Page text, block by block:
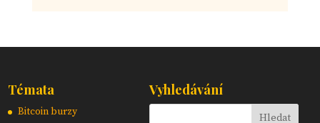
Témata
Bitcoin burzy
Vyhledávání